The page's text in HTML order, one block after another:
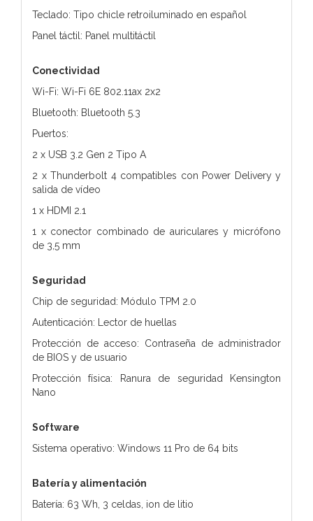
Teclado: Tipo chicle retroiluminado en español
Panel táctil: Panel multitáctil
Conectividad
Wi-Fi: Wi-Fi 6E 802.11ax 2x2
Bluetooth: Bluetooth 5.3
Puertos:
2 x USB 3.2 Gen 2 Tipo A
2 x Thunderbolt 4 compatibles con Power Delivery y
salida de vídeo
1 x HDMI 2.1
1 x conector combinado de auriculares y micrófono
de 3,5 mm
Seguridad
Chip de seguridad: Módulo TPM 2.0
Autenticación: Lector de huellas
Protección de acceso: Contraseña de administrador
de BIOS y de usuario
Protección física: Ranura de seguridad Kensington
Nano
Software
Sistema operativo: Windows 11 Pro de 64 bits
Batería y alimentación
Batería: 63 Wh, 3 celdas, ion de litio